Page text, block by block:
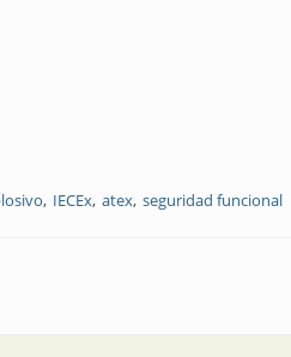
IECEx atex seguridad funcional
menguante, parte 3